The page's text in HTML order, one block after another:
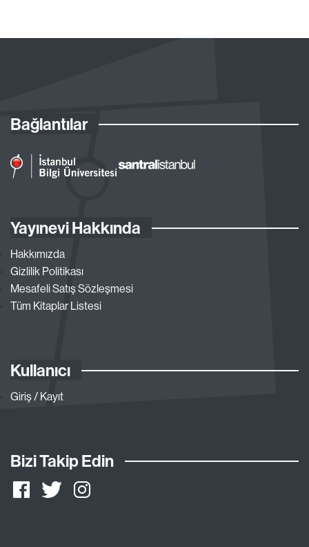
Bağlantılar
Yayınevi Hakkında
Hakkımızda
Gizlilik Politikası
Mesafeli Satış Sözleşmesi
Tüm Kitaplar Listesi
Kullanıcı
Giriş / Kayıt
Bizi Takip Edin